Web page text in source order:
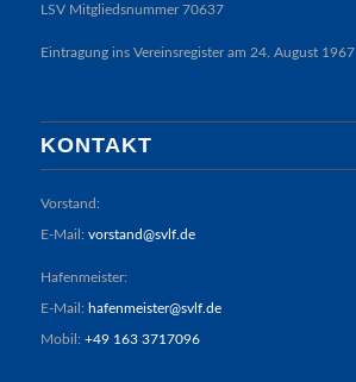
LSV Mitgliedsnummer 70637
Eintragung ins Vereinsregister am 24. August 1967
KONTAKT
Vorstand:
E-Mail: vorstand@svlf.de
Hafenmeister:
E-Mail: hafenmeister@svlf.de
Mobil: +49 163 3717096